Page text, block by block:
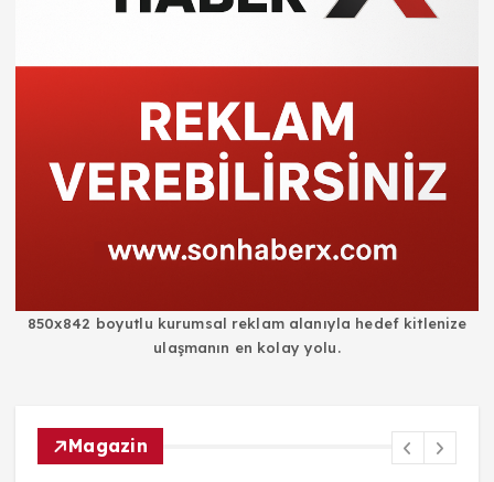
850x842 boyutlu kurumsal reklam alanıyla hedef kitlenize
ulaşmanın en kolay yolu.
Magazin